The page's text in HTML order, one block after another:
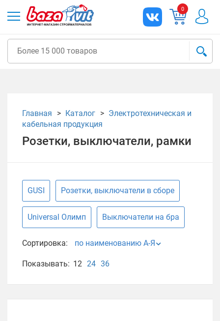
0
Главная Каталог
Электротехническая и
кабельная продукция
Розетки, выключатели, рамки
GUSI Розетки, выключатели в сборе
Universal Олимп Выключатели на бра
Сортировка: по наименованию А-Я
Показывать: 12 24 36